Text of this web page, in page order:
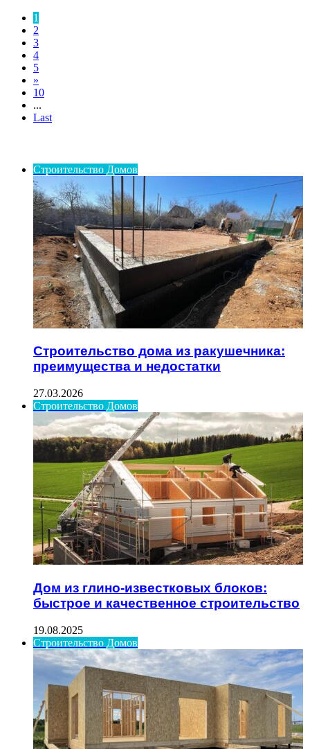
1
2
3
4
5
»
10
...
Last
Строительство Домов
Строительство дома из ракушечника:
преимущества и недостатки
27.03.2026
Строительство Домов
Дом из глино-известковых блоков:
быстрое и качественное строительство
19.08.2025
Строительство Домов